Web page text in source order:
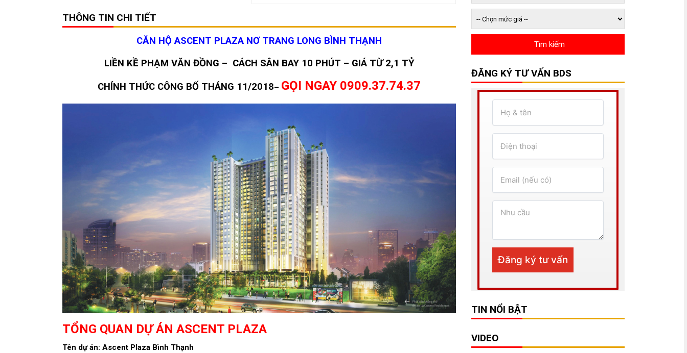
THÔNG TIN CHI TIẾT
CĂN HỘ ASCENT PLAZA NƠ TRANG LONG BÌNH THẠNH
LIỀN KỀ PHẠM VĂN ĐỒNG – CÁCH SÂN BAY 10 PHÚT – GIÁ TỪ 2,1 TỶ
​CHÍNH THỨC CÔNG BỐ THÁNG 11/2018– GỌI NGAY 0909.37.74.37
TỔNG QUAN DỰ ÁN ASCENT PLAZA
Tên dự án: Ascent Plaza Bình Thạnh
ĐĂNG KÝ TƯ VẤN BDS
TIN NỔI BẬT
VIDEO